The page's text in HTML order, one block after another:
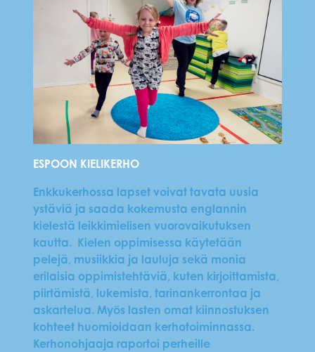
ESPOON KIELIKERHO
Enkkukerhossa lapset voivat tavata uusia
ystäviä ja saada kokemusta englannin
kielestä leikkimielisen vuorovaikutuksen
kautta. Kielen oppimisessa käytetään
pelejä, musiikkia ja lauluja sekä monia
erilaisia oppimistehtäviä, kuten kirjoittamista,
piirtämistä, lukemista, tarinankerrontaa ja
askartelua. Myös lasten omat kiinnostuksen
kohteet huomioidaan kerhotoiminnassa.
Kerhonohjaaja raportoi perheille